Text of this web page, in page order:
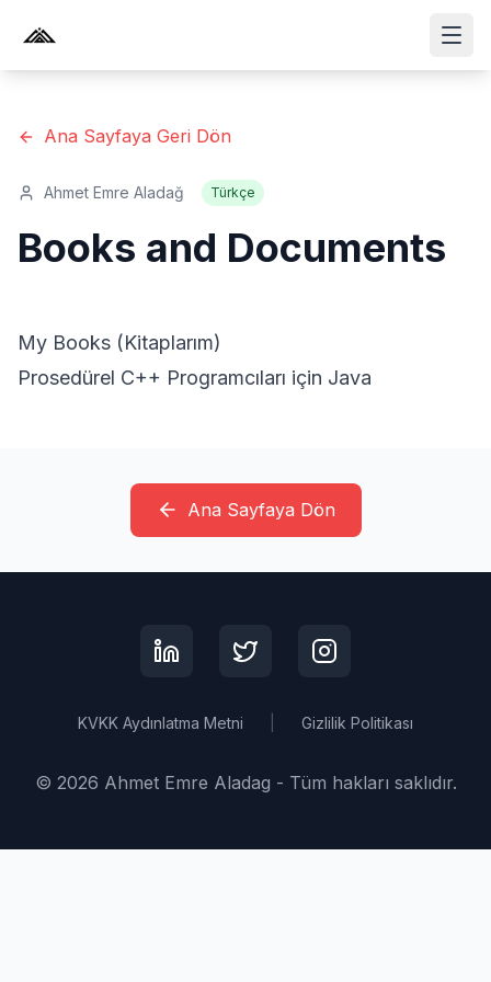
Ana Sayfaya Geri Dön
Ahmet Emre Aladağ Türkçe
Books and Documents
My Books (Kitaplarım)
Prosedürel C++ Programcıları için Java
Ana Sayfaya Dön
KVKK Aydınlatma Metni Gizlilik Politikası
© 2026 Ahmet Emre Aladag - Tüm hakları saklıdır.